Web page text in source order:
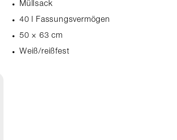
Müllsack
40 l Fassungsvermögen
50 × 63 cm
Weiß/reißfest